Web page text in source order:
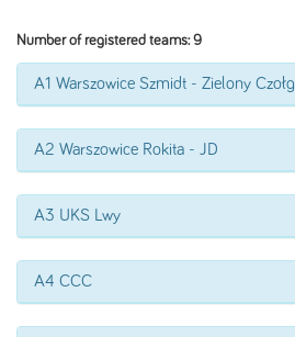
Number of registered teams: 9
A1 Warszowice Szmidt - Zielony Czołg
A2 Warszowice Rokita - JD
A3 UKS Lwy
A4 CCC